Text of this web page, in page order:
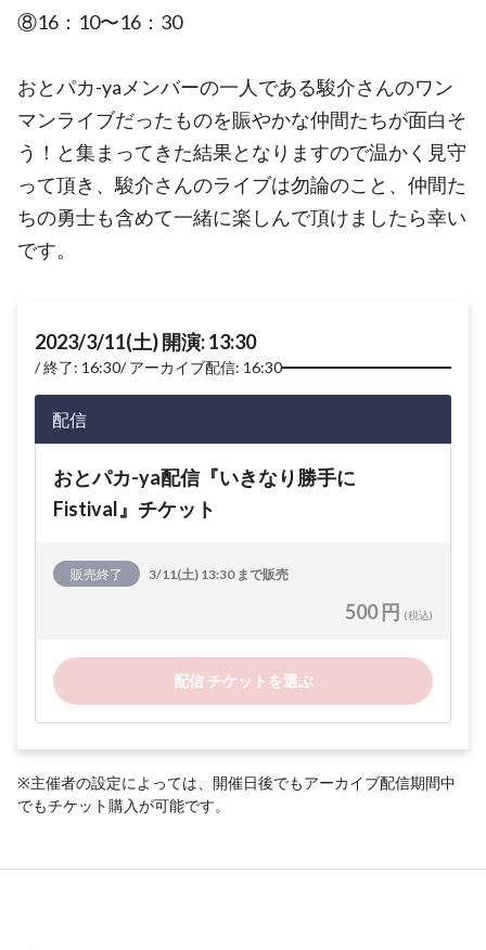
⑧16：10〜16：30
おとパカ-yaメンバーの一人である駿介さんのワン
マンライブだったものを賑やかな仲間たちが面白そ
う！と集まってきた結果となりますので温かく見守
って頂き、駿介さんのライブは勿論のこと、仲間た
ちの勇士も含めて一緒に楽しんで頂けましたら幸い
です。
2023/3/11(土) 開演: 13:30
終了: 16:30 アーカイブ配信: 16:30
配信
おとパカ-ya配信『いきなり勝手に
Fistival』チケット
販売終了 3/11(土) 13:30 まで販売
500 円 (税込)
配信 チケットを選ぶ
※主催者の設定によっては、開催日後でもアーカイブ配信期間中
でもチケット購入が可能です。